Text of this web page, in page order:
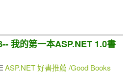
我的第一本ASP.NET 1.0書
ASP.NET 好書推薦 /Good Books